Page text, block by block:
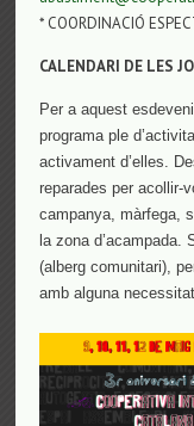
* COORDINACIÓ
CALENDARI DE LES
Per a aquest
programa ple
activament d’elles.
reparades per acollir-
campanya, màrfega,
la zona
(alberg comunitari),
amb alguna